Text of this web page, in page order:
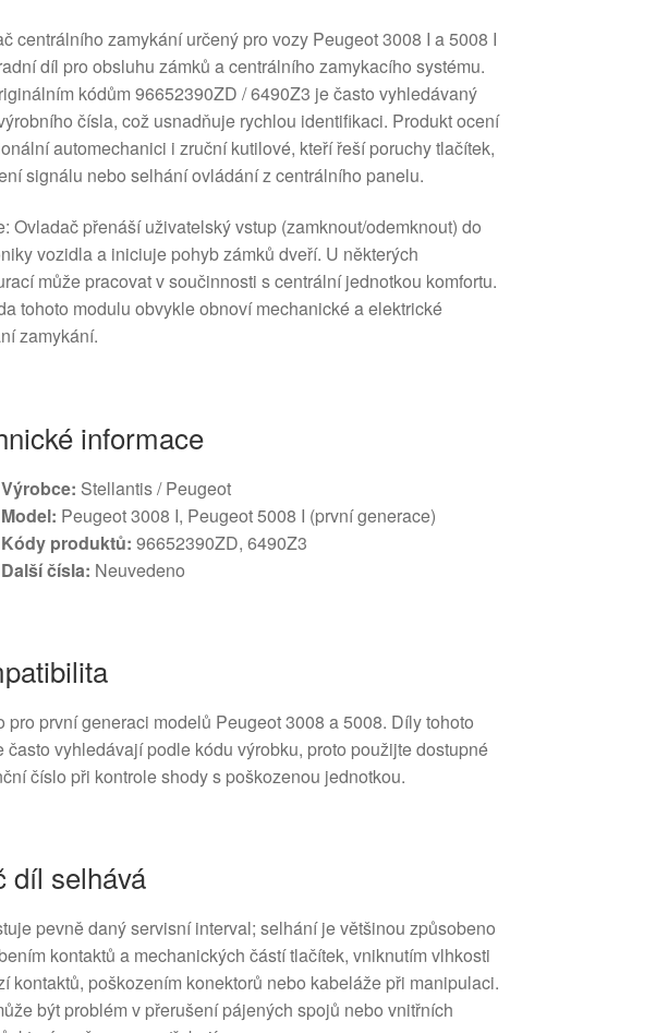
centrálního zamykání určený pro vozy Peugeot 3008 I a 5008 I
díl pro obsluhu zámků a centrálního zamykacího systému.
kódům 96652390ZD / 6490Z3 je často vyhledávaný
čísla, což usnadňuje rychlou identifikaci. Produkt ocení
automechanici i zruční kutilové, kteří řeší poruchy tlačítek,
signálu nebo selhání ovládání z centrálního panelu.
Ovladač přenáší uživatelský vstup (zamknout/odemknout) do
vozidla a iniciuje pohyb zámků dveří. U některých
může pracovat v součinnosti s centrální jednotkou komfortu.
tohoto modulu obvykle obnoví mechanické a elektrické
zamykání.
informace
Výrobce: Stellantis / Peugeot
Model: Peugeot 3008 I, Peugeot 5008 I (první generace)
Kódy produktů: 96652390ZD, 6490Z3
Další čísla: Neuvedeno
pro první generaci modelů Peugeot 3008 a 5008. Díly tohoto
často vyhledávají podle kódu výrobku, proto použijte dostupné
číslo při kontrole shody s poškozenou jednotkou.
díl selhává
pevně daný servisní interval; selhání je většinou způsobeno
kontaktů a mechanických částí tlačítek, vniknutím vlhkosti
kontaktů, poškozením konektorů nebo kabeláže při manipulaci.
být problém v přerušení pájených spojů nebo vnitřních